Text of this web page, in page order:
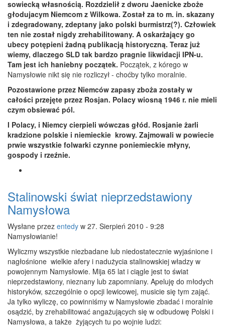
sowiecką własnością. Rozdzielił z dworu Jaenicke zboże
głodujacym Niemcom z Wilkowa. Został za to m. in. skazany
i zdegradowany, zdeptany jako polski burmistrz(?). Człowiek
ten nie został nigdy zrehabilitowany. A oskarżający go
ubecy potępieni żadną publikacją historyczną. Teraz już
wiemy, dlaczego SLD tak bardzo pragnie likwidacji IPN-u.
Tam jest ich haniebny początek. Początek, z kórego w
Namysłowie nikt się nie rozliczył - choćby tylko moralnie.
Pozostawione przez Niemców zapasy zboża zostały w
całości przejęte przez Rosjan. Polacy wiosną 1946 r. nie mieli
czym obsiewać pól.
I Polacy, i Niemcy cierpieli wówczas głód. Rosjanie żarli
kradzione polskie i niemieckie krowy. Zajmowali w powiecie
prwie wszystkie folwarki czynne poniemieckie młyny,
gospody i rzeźnie.
Stalinowski świat nieprzedstawiony
Namysłowa
Wysłane przez entedy w 27. Sierpień 2010 - 9:28
Namysłowianie!
Wyliczmy wszystkie niezbadane lub niedostatecznie wyjaśnione i
nagłośnione wielkie afery i nadużycia stalinowskiej władzy w
powojennym Namysłowie. Mija 65 lat i ciągle jest to świat
nieprzedstawiony, nieznany lub zapomniany. Apeluję do młodych
historyków, szczególnie o opcji lewicowej, musicie się tym zająć.
Ja tylko wyliczę, co powinniśmy w Namysłowie zbadać i moralnie
osądzić, by zrehabilitować angażujących się w odbudowę Polski i
Namysłowa, a także żyjących tu po wojnie ludzi: